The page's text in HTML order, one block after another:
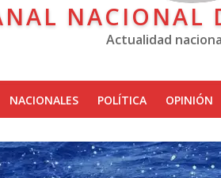
NACIONAL
Actualidad
NACIONALES POLÍTICA OPINIÓN